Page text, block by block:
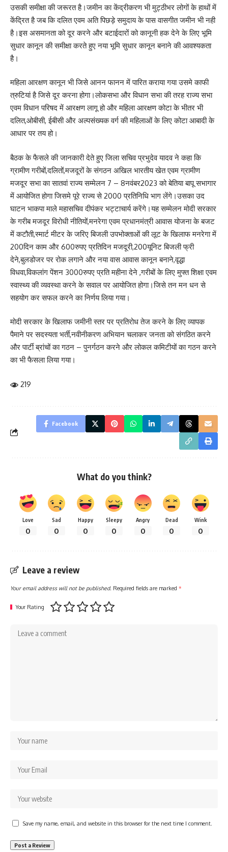
उसकी समीक्षा की जरूरत है।जमीन का केंद्रीकरण भी मुट्ठीभर लोगों के हाथों में
केंद्रित है जब कि दलित एवम अति पिछड़े समुदाय के पास वासगीत जमीन भी नही
है।इस असमानता को दूर करने और बटाईदारों को कानूनी हक देने के लिए भूमि
सुधार कानून की समीक्षा करते हुए नया भूमि सुधार कानून बनाने की आवश्यकता
है।
महिला आरक्षण कानून भी जिसे आनन फानन में पारित कराया गया उसमे काफी
त्रुटियां है जिसे दूर करना होगा।लोकसभा और विधान सभा की तरह राज्य सभा
एवम विधान परिषद में आरक्षण लागू हो और महिला आरक्षण कोटा के भीतर भी
दलित,ओबीसी, ईबीसी और अल्पसंख्यक वर्ग की महिलाओं के लिए कोटा आबादी के
आधार पर तय हो।
बैठक के फैसले की जानकारी देते हुए जिला सचिव प्रभुदेव यादव ने कहा कि
ग्रामीण गरीबों,दलितों,मजदूरों के संगठन अखिल भारतीय खेत एवम ग्रामीण
मजदूर सभा का सातवां राज्य सम्मेलन 7 – 8नवंबर2023 को बेतिया बापू सभागार
में आयोजित होगा जिसमे पूरे राज्य से 2000 प्रतिनिधि भाग लेंगे।उसका उद
घाटन भाकपा माले महासचिव दीपंकर भट्टाचार्य करेंगे।यह सम्मेलन मोदी सरकार
के गरीब मजदूर विरोधी नीतियों,मनरेगा एवम प्रधानमंत्री आवास योजना के बजट
में कटौती,स्मार्ट मीटर के जरिए बिजली उपभोक्ताओं की लूट के खिलाफ मनरेगा में
200दिन काम और 600रुपए प्रतिदिन मजदूरी,200यूनिट बिजली फ्री
देने,बुलडोजर पर रोक लगाने और नया वास आवास कानून बनाने,वृद्धा
विधवा,विकलांग पेंशन 3000रुपए प्रति महीना देने ,गरीबों के लिए मुफ्त शिक्षा एवम
स्वास्थ्य की व्यवस्था करने के सवाल पर आयोजित होगा।जिसे तन मन धन से
सहयोग कर सफल करने का निर्णय लिया गया।
मोदी सरकार के खिलाफ जमीनी स्तर पर प्रतिरोध तेज करने के लिए व्यापक
पैमाने पर सदस्यता भर्ती,नवीनीकरण अभियान चलाकर जनता को संगठित करने
और पार्टी ब्रांचों का गठन – पुनर्गठन करने और लोकल कमिटीयों का गठन करने
का भी फैसला लिया गया।
219
Facebook
What do you think?
Love
0
Sad
0
Happy
0
Sleepy
0
Angry
0
Dead
0
Wink
0
Leave a review
Your email address will not be published. Required fields are marked *
Your Rating
Save my name, email, and website in this browser for the next time I comment.